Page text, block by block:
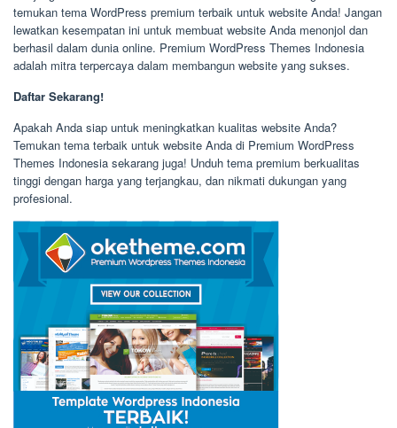
temukan tema WordPress premium terbaik untuk website Anda! Jangan
lewatkan kesempatan ini untuk membuat website Anda menonjol dan
berhasil dalam dunia online. Premium WordPress Themes Indonesia
adalah mitra terpercaya dalam membangun website yang sukses.
Daftar Sekarang!
Apakah Anda siap untuk meningkatkan kualitas website Anda?
Temukan tema terbaik untuk website Anda di Premium WordPress
Themes Indonesia sekarang juga! Unduh tema premium berkualitas
tinggi dengan harga yang terjangkau, dan nikmati dukungan yang
profesional.